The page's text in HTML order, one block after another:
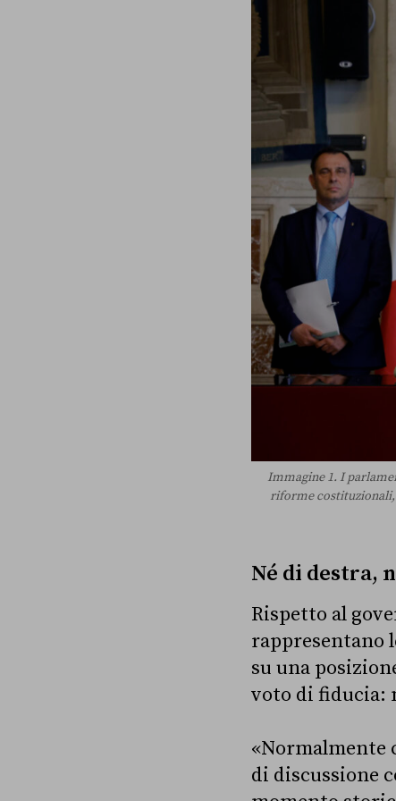
Immagine 1. I
riforme costituzionali,
Né di destra,
Rispetto al
rappresentano
su una
voto di fiducia:
«Normalmente
di discussione